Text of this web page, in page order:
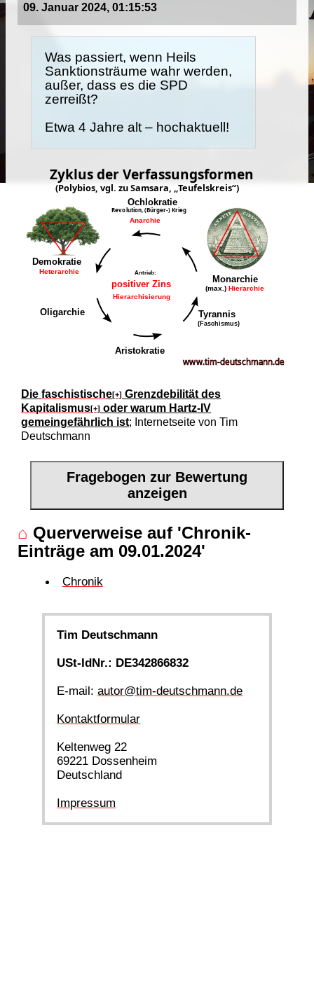
09. Januar 2024, 01:15:53
Was passiert, wenn Heils
Sanktionsträume wahr werden,
außer, dass es die SPD
zerreißt?
Etwa 4 Jahre alt – hochaktuell!
Diefaschistische[+] Grenzdebilität des
Kapitalismus[+] oder warum Hartz-IV
gemeingefährlich ist; Internetseite von Tim
Deutschmann
Fragebogen zur Bewertung
anzeigen
⌂ Querverweise auf 'Chronik-
Einträge am 09.01.2024'
Chronik
Tim Deutschmann
USt-IdNr.: DE342866832
E-mail:autor@tim-deutschmann.de
Kontaktformular
Keltenweg 22
69221 Dossenheim
Deutschland
Impressum